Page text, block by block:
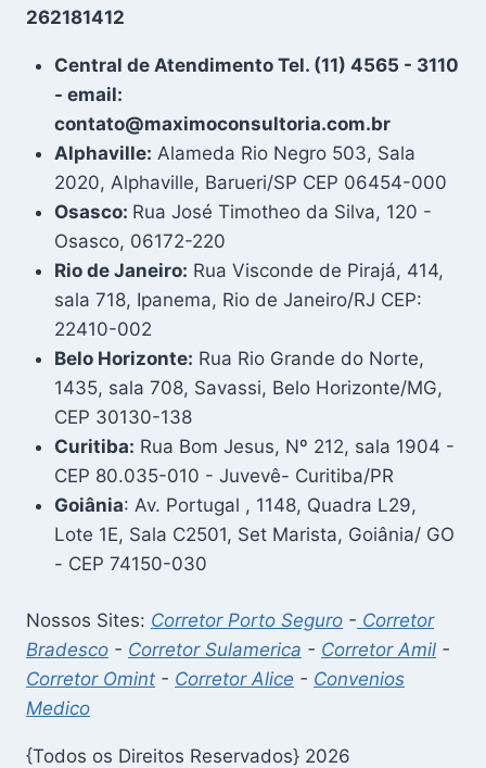
262181412
Central de Atendimento Tel. (11) 4565 - 3110
- email:
contato@maximoconsultoria.com.br
Alphaville: Alameda Rio Negro 503, Sala
2020, Alphaville, Barueri/SP CEP 06454-000
Osasco: Rua José Timotheo da Silva, 120 -
Osasco, 06172-220
Rio de Janeiro: Rua Visconde de Pirajá, 414,
sala 718, Ipanema, Rio de Janeiro/RJ CEP:
22410-002
Belo Horizonte: Rua Rio Grande do Norte,
1435, sala 708, Savassi, Belo Horizonte/MG,
CEP 30130-138
Curitiba: Rua Bom Jesus, Nº 212, sala 1904 -
CEP 80.035-010 - Juvevê- Curitiba/PR
Goiânia: Av. Portugal , 1148, Quadra L29,
Lote 1E, Sala C2501, Set Marista, Goiânia/ GO
- CEP 74150-030
Nossos Sites: Corretor Porto Seguro - Corretor
Bradesco - Corretor Sulamerica - Corretor Amil -
Corretor Omint - Corretor Alice - Convenios
Medico
{Todos os Direitos Reservados} 2026